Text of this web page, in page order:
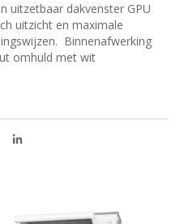
uitzetbaar dakvenster GPU
uitzicht en maximale
Binnenafwerking
omhuld met wit